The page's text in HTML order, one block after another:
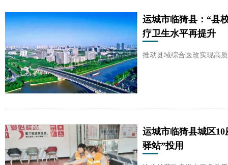
运城市临猗县：“县
疗卫生水平再提升
推动县域综合医改实现高
运城市临猗县城区
驿站”投用